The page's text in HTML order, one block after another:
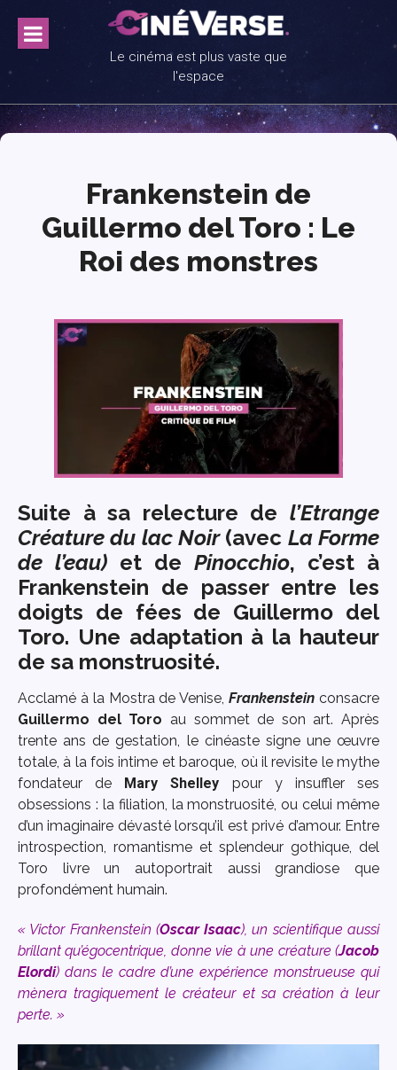
content
Le cinéma est plus vaste que
l'espace
Frankenstein de
Guillermo del Toro : Le
Roi des monstres
Suite à sa relecture de l’Etrange
Créature du lac Noir(avec La Forme
de l’eau) et de Pinocchio, c’est à
Frankenstein de passer entre les
doigts de fées de Guillermo del
Toro. Une adaptation à la hauteur
de sa monstruosité.
Acclamé à la Mostra de Venise,Frankenstein consacre
Guillermo del Toro au sommet de son art. Après
trente ans de gestation, le cinéaste signe une œuvre
totale, à la fois intime et baroque, où il revisite le mythe
fondateur de Mary Shelley pour y insuffler ses
obsessions : la filiation, la monstruosité, ou celui même
d’un imaginaire dévasté lorsqu’il est privé d’amour. Entre
introspection, romantisme et splendeur gothique, del
Toro livre un autoportrait aussi grandiose que
profondément humain.
« Victor Frankenstein (Oscar Isaac), un scientifique aussi
brillant qu’égocentrique, donne vie à une créature (Jacob
Elordi) dans le cadre d’une expérience monstrueuse qui
mènera tragiquement le créateur et sa création à leur
perte. »